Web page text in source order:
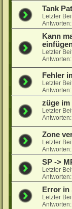
Tank
Letzter
Kann
Letzter
Fehler
Letzter
züge
Letzter
Zone
Letzter
SP ->
Letzter
Error in
Letzter